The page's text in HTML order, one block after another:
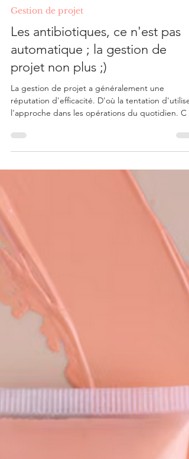
Erwan Hernot
10 janv. 2025
3 min de lecture
Les antibiotiques, ce n'est pas
automatique ; la gestion de
projet non plus ;)
réputation d'efficacité. D'où la tentation d'utiliser
l'approche dans les opérations du quotidien. C